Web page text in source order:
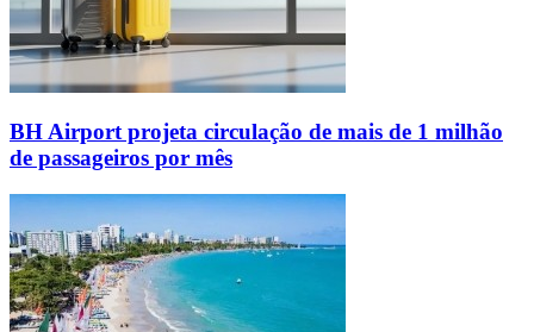
BH Airport projeta circulação de mais de 1 milhão
de passageiros por mês